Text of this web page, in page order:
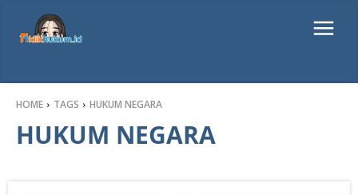
HOME TAGS HUKUM NEGARA
HUKUM NEGARA